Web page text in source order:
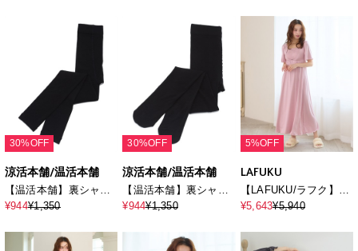
30%OFF
涼活本舗/温活本舗
【温活本舗】裏シャギ
ーレギンス2点セット
¥944¥1,350
30%OFF
涼活本舗/温活本舗
【温活本舗】裏シャギ
ータイツ2点セット
¥944¥1,350
5%OFF
LAFUKU
【LAFUKU/ラフク】ナ
イトブラ付きルームウ
ジェ
¥5,643¥5,940